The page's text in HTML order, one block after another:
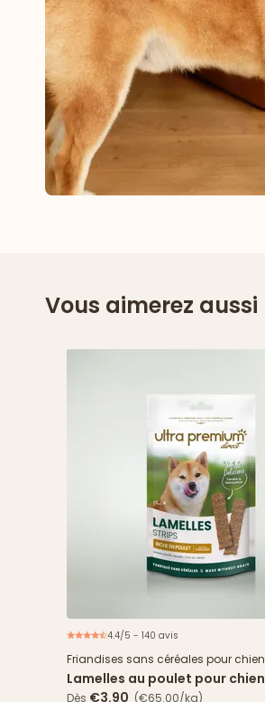
Vous aimerez aussi
4.4/5 - 140 avis
Friandises sans céréales pour chien
Lamelles au poulet pour chien
Dès €3.90 (€65.00/kg)